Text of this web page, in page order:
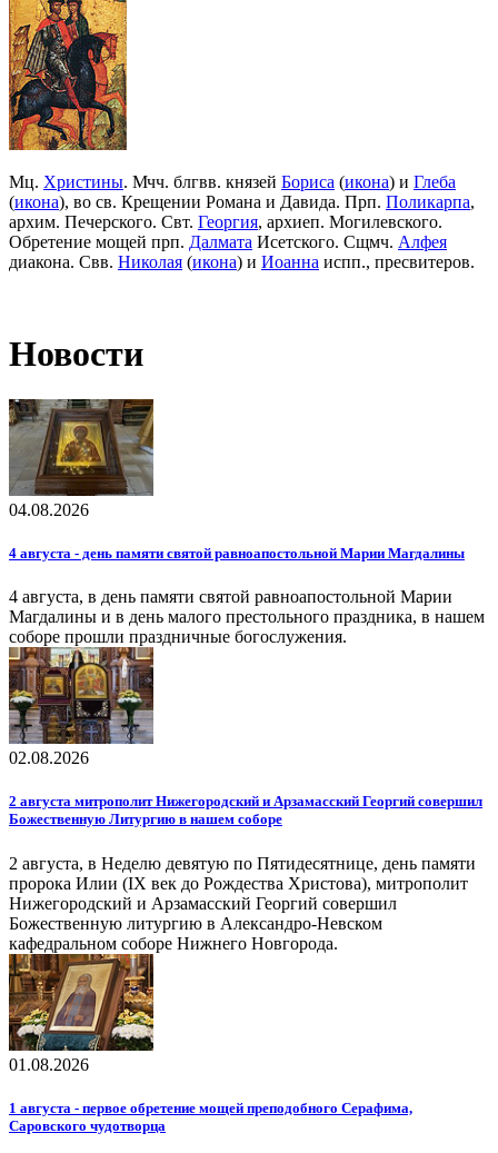
Мц. Христины. Мчч. блгвв. князей Бориса (икона) и Глеба
(икона), во св. Крещении Романа и Давида. Прп. Поликарпа,
архим. Печерского. Свт. Георгия, архиеп. Могилевского.
Обретение мощей прп. Далмата Исетского. Сщмч. Алфея
диакона. Свв. Николая (икона) и Иоанна испп., пресвитеров.
Новости
04.08.2026
4 августа - день памяти святой равноапостольной Марии Магдалины
4 августа, в день памяти святой равноапостольной Марии
Магдалины и в день малого престольного праздника, в нашем
соборе прошли праздничные богослужения.
02.08.2026
2 августа митрополит Нижегородский и Арзамасский Георгий совершил
Божественную Литургию в нашем соборе
2 августа, в Неделю девятую по Пятидесятнице, день памяти
пророка Илии (IX век до Рождества Христова), митрополит
Нижегородский и Арзамасский Георгий совершил
Божественную литургию в Александро-Невском
кафедральном соборе Нижнего Новгорода.
01.08.2026
1 августа - первое обретение мощей преподобного Серафима,
Саровского чудотворца